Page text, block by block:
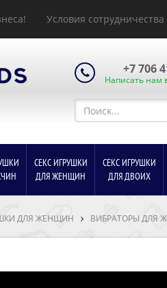
Условия сотрудничества
+7 706
Написать нам
СЕКС ИГРУШКИ
ДЛЯ ЖЕНЩИН
СЕКС ИГРУШКИ
ДЛЯ ДВОИХ
ДЛЯ ЖЕНЩИН ВИБРАТОРЫ ДЛЯ